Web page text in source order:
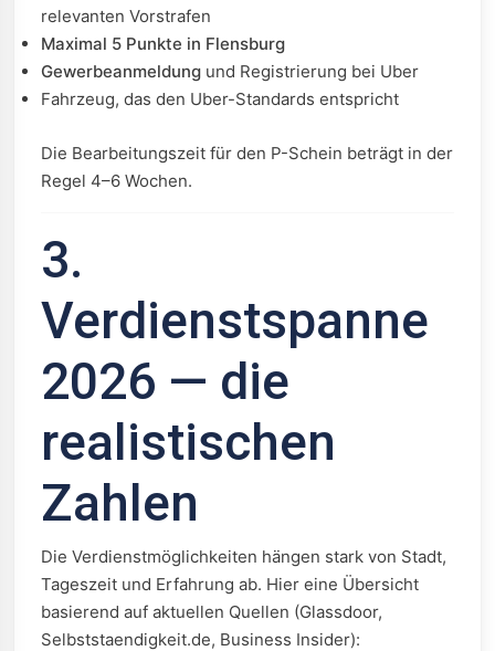
relevanten Vorstrafen
Maximal 5 Punkte in Flensburg
Gewerbeanmeldung und Registrierung bei Uber
Fahrzeug, das den Uber-Standards entspricht
Die Bearbeitungszeit für den P-Schein beträgt in der
Regel 4–6 Wochen.
3.
Verdienstspanne
2026 — die
realistischen
Zahlen
Die Verdienstmöglichkeiten hängen stark von Stadt,
Tageszeit und Erfahrung ab. Hier eine Übersicht
basierend auf aktuellen Quellen (Glassdoor,
Selbststaendigkeit.de, Business Insider):